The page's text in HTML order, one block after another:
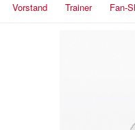
Vorstand Trainer Fan-